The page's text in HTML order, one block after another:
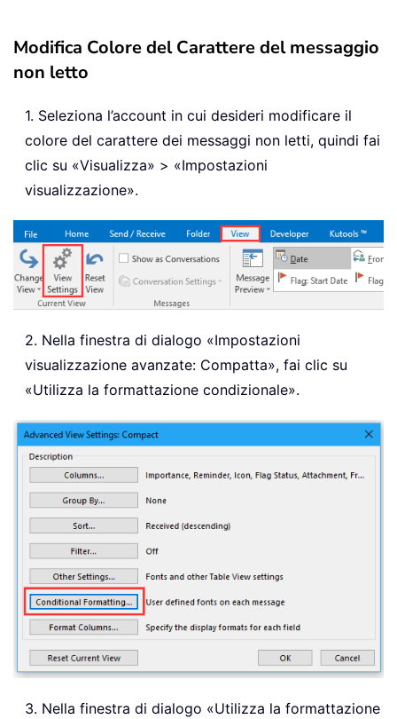
Modifica Colore del Carattere del messaggio
non letto
1. Seleziona l’account in cui desideri modificare il
colore del carattere dei messaggi non letti, quindi fai
clic su «Visualizza» > «Impostazioni
visualizzazione».
2. Nella finestra di dialogo «Impostazioni
visualizzazione avanzate: Compatta», fai clic su
«Utilizza la formattazione condizionale».
3. Nella finestra di dialogo «Utilizza la formattazione